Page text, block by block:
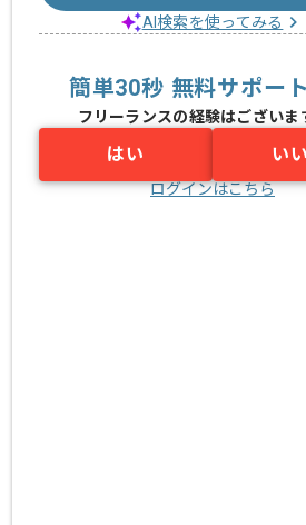
AI検索を使ってみる
簡単30秒 無料サポー
フリーランスの経験はございま
はい い
ログインはこちら